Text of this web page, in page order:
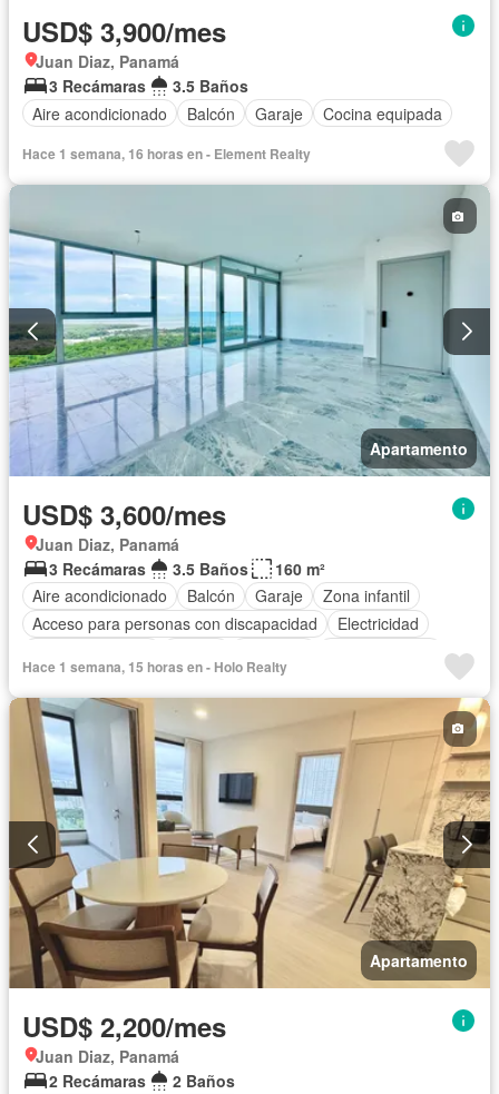
USD$ 3,900/mes
Juan Diaz, Panamá
3 Recámaras
3.5 Baños
Aire acondicionado
Balcón Garaje Cocina equipada
Hace 1 semana, 16 horas en - Element Realty
Apartamento
USD$ 3,600/mes
Juan Diaz, Panamá
3 Recámaras
3.5 Baños
160 m²
Aire acondicionado
Balcón Garaje
Zona infantil
Acceso para personas con discapacidad
Electricidad
Internet
Jacuzzi Ascensor
Gas natural
Vista panorámica
Sauna
Cuarto de servicio
Piscina
Agua
Hace 1 semana, 15 horas en - Holo Realty
Apartamento
USD$ 2,200/mes
Juan Diaz, Panamá
2 Recámaras
2 Baños